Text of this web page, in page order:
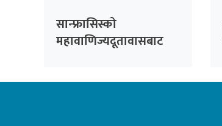
सान्फ्रासिस्को
महावाणिज्यदूतावासबाट